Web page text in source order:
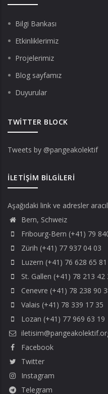
Bilgi Bankası
Etkinliklerimiz
Projelerimiz
Blog sayfamız
Duyurular
TWITTER BLOCK
Tweets by @pangeakolektif
İLETIŞIM BILGILERI
Aşağıdaki link ve adresler
Bern, Schweiz
Fribourg-Bern (+41) 79
Zürih (+41) 77 937 04 03
Luzern (+41) 76 628 65 81
St. Gallen (+41) 78 213 42
Cenevre (+41) 78 238 90
Valais (+41) 78 339 17 35
Lozan (+41) 77 969 63 19
Facebook
Twitter
Instagram
Telegram